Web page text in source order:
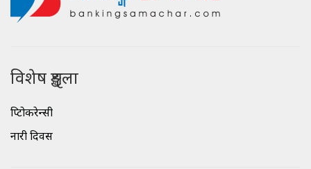
विशेष शृङ्खला
क्रिप्टोकरेन्सी
नारी दिवस